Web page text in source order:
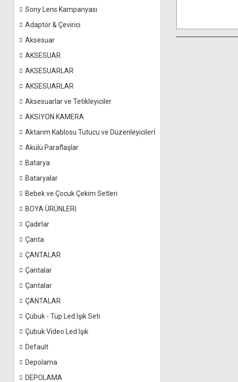
Sony Lens Kampanyası
Adaptör & Çevirici
Aksesuar
AKSESUAR
AKSESUARLAR
AKSESUARLAR
Aksesuarlar ve Tetikleyiciler
AKSİYON KAMERA
Aktarım Kablosu Tutucu ve Düzenleyicilerİ
Akülü Paraflaşlar
Batarya
Bataryalar
Bebek ve Çocuk Çekim Setleri
BOYA ÜRÜNLERİ
Çadırlar
Çanta
ÇANTALAR
Çantalar
Çantalar
ÇANTALAR
Çubuk - Tüp Led Işık Seti
Çubuk Video Led Işık
Default
Depolama
DEPOLAMA